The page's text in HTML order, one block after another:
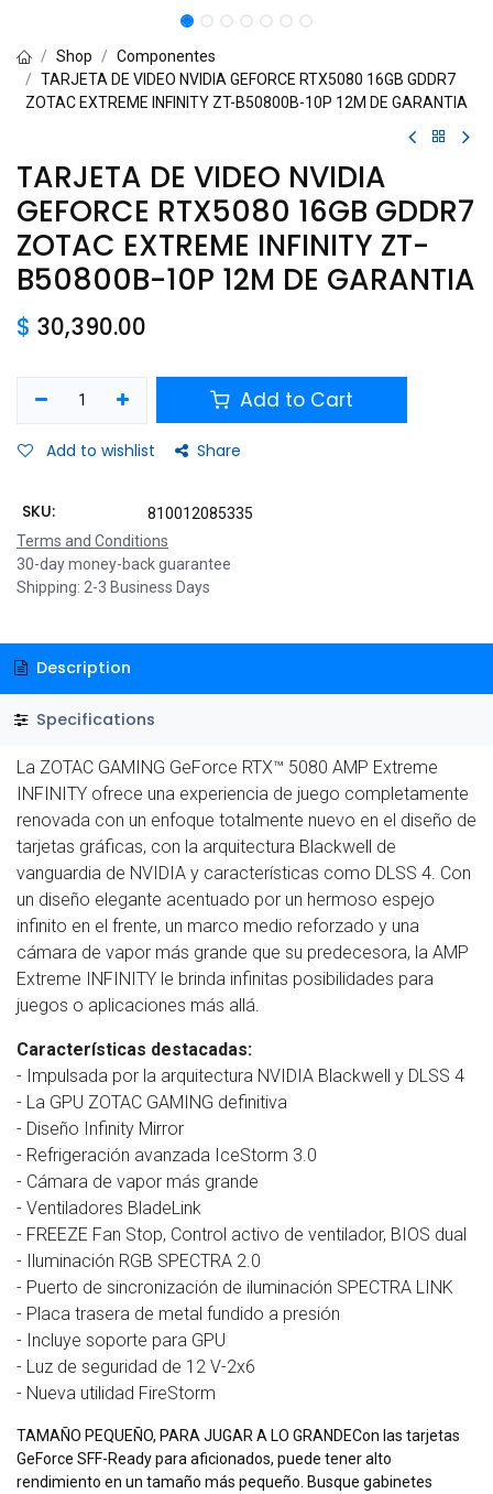
Shop
Componentes
TARJETA DE VIDEO NVIDIA GEFORCE RTX5080 16GB GDDR7
ZOTAC EXTREME INFINITY ZT-B50800B-10P 12M DE GARANTIA
TARJETA DE VIDEO NVIDIA
GEFORCE RTX5080 16GB GDDR7
ZOTAC EXTREME INFINITY ZT-
B50800B-10P 12M DE GARANTIA
$ 30,390.00
Add to Cart
Add to wishlist Share
SKU:
810012085335
Terms and Conditions
30-day money-back guarantee
Shipping: 2-3 Business Days
Description
Specifications
La ZOTAC GAMING GeForce RTX™ 5080 AMP Extreme
INFINITY ofrece una experiencia de juego completamente
renovada con un enfoque totalmente nuevo en el diseño de
tarjetas gráficas, con la arquitectura Blackwell de
vanguardia de NVIDIA y características como DLSS 4. Con
un diseño elegante acentuado por un hermoso espejo
infinito en el frente, un marco medio reforzado y una
cámara de vapor más grande que su predecesora, la AMP
Extreme INFINITY le brinda infinitas posibilidades para
juegos o aplicaciones más allá.
Características destacadas:
- Impulsada por la arquitectura NVIDIA Blackwell y DLSS 4
- La GPU ZOTAC GAMING definitiva
- Diseño Infinity Mirror
- Refrigeración avanzada IceStorm 3.0
- Cámara de vapor más grande
- Ventiladores BladeLink
- FREEZE Fan Stop, Control activo de ventilador, BIOS dual
- Iluminación RGB SPECTRA 2.0
- Puerto de sincronización de iluminación SPECTRA LINK
- Placa trasera de metal fundido a presión
- Incluye soporte para GPU
- Luz de seguridad de 12 V-2x6
- Nueva utilidad FireStorm
TAMAÑO PEQUEÑO, PARA JUGAR A LO GRANDECon las tarjetas
GeForce SFF-Ready para aficionados, puede tener alto
rendimiento en un tamaño más pequeño. Busque gabinetes